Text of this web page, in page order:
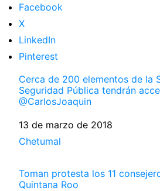
Facebook
X
LinkedIn
Pinterest
Cerca de 200 elementos de la
Seguridad Pública tendrán
@CarlosJoaquin
Fecha
13 de marzo de 2018
Respecto a
Chetumal
Toman protesta los 11
Quintana Roo